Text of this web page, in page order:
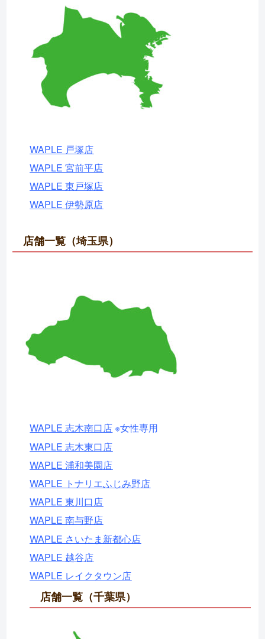
WAPLE 戸塚店
WAPLE 宮前平店
WAPLE 東戸塚店
WAPLE 伊勢原店
店舗一覧（埼玉県）
WAPLE 志木南口店※女性専用
WAPLE 志木東口店
WAPLE 浦和美園店
WAPLE トナリエふじみ野店
WAPLE 東川口店
WAPLE 南与野店
WAPLE さいたま新都心店
WAPLE 越谷店
WAPLE レイクタウン店
店舗一覧（千葉県）